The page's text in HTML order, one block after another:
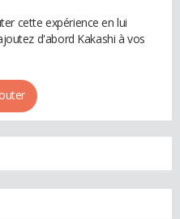
cette expérience en lui
d'abord Kakashi à vos